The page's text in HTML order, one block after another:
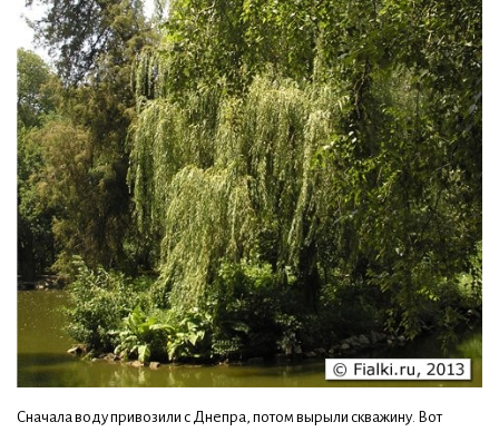
Сначала воду привозили с Днепра, потом вырыли скважину. Вот